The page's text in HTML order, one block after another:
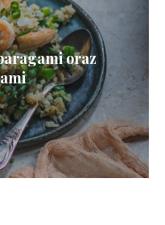
oraz